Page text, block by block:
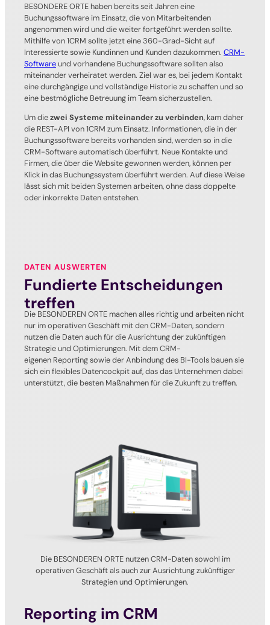
BESONDERE ORTE haben bereits seit Jahren eine
Buchungssoftware im Einsatz, die von Mitarbeitenden
angenommen wird und die weiter fortgeführt werden sollte.
Mithilfe von 1CRM sollte jetzt eine 360-Grad-Sicht auf
Interessierte sowie Kundinnen und Kunden dazukommen. CRM-
Softwareund vorhandene Buchungssoftware sollten also
miteinander verheiratet werden. Ziel war es, bei jedem Kontakt
eine durchgängige und vollständige Historie zu schaffen und so
eine bestmögliche Betreuung im Team sicherzustellen.
Um diezwei Systeme miteinander zu verbinden, kam daher
die REST-API von 1CRM zum Einsatz. Informationen, die in der
Buchungssoftware bereits vorhanden sind, werden so in die
CRM-Software automatisch überführt. Neue Kontakte und
Firmen, die über die Website gewonnen werden, können per
Klick in das Buchungssystem überführt werden. Auf diese Weise
lässt sich mit beiden Systemen arbeiten, ohne dass doppelte
oder inkorrekte Daten entstehen.
DATEN AUSWERTEN
Fundierte Entscheidungen
treffen
Die BESONDEREN ORTE machen alles richtig und arbeiten nicht
nur im operativen Geschäft mit den CRM-Daten, sondern
nutzen die Daten auch für die Ausrichtung der zukünftigen
Strategie und Optimierungen. Mit dem CRM-
eigenen Reporting sowie der Anbindung des BI-Tools bauen sie
sich ein flexibles Datencockpit auf, das das Unternehmen dabei
unterstützt, die besten Maßnahmen für die Zukunft zu treffen.
Die BESONDEREN ORTE nutzen CRM-Daten sowohl im
operativen Geschäft als auch zur Ausrichtung zukünftiger
Strategien und Optimierungen.
Reporting im CRM